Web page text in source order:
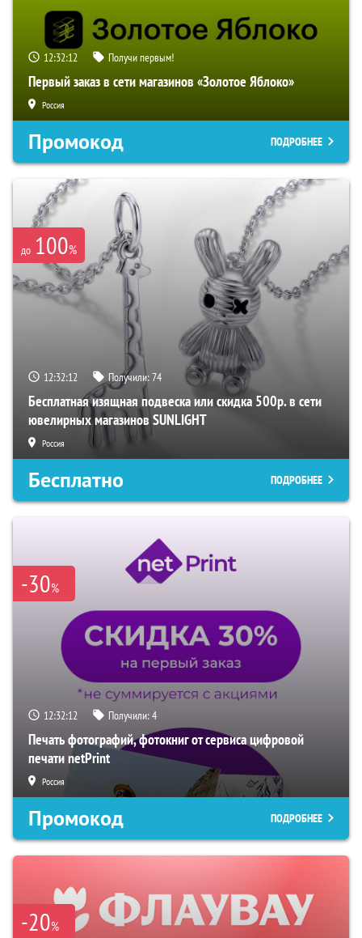
12:32:11 Получи первым!
Первый заказ в сети магазинов «Золотое Яблоко»
Россия
Промокод ПОДРОБНЕЕ
до 100%
12:32:11 Получили:74
Бесплатная изящная подвеска или скидка 500р. в сети
ювелирных магазинов SUNLIGHT
Россия
Бесплатно ПОДРОБНЕЕ
-30%
12:32:11 Получили:4
Печать фотографий, фотокниг от сервиса цифровой
печати netPrint
Россия
Промокод ПОДРОБНЕЕ
-20%